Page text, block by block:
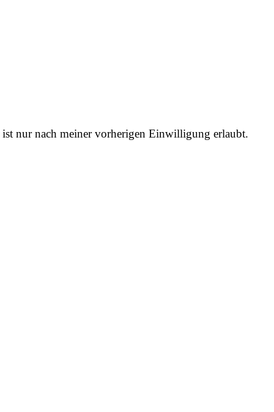
nur nach meiner vorherigen Einwilligung erlaubt.